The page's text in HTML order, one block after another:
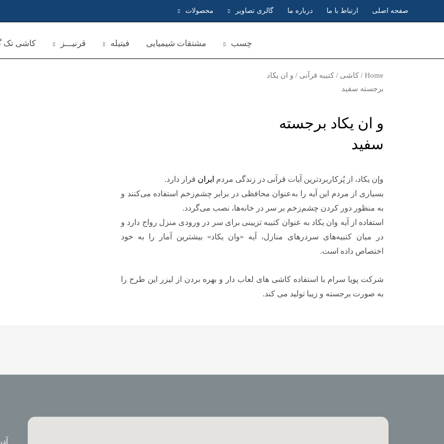
صفحه اصلی ارتباط با ما درباره ما گالری تصاویر محصولات
چسب مشتقات شیمیایی فیتیله قرنیـــز کاشی تک
Home
/ کاشی / کتیبه قرآنی / و ان یکاد
برجسته سفید
و ان یکاد برجسته
سفید
وإن یکاد، از پُرکاربردترین آیات قرآنی در زندگی مردم ایران قرار دارد.
بسیاری از مردم این آیه را به‌عنوان محافظی در برابر چشم‌زخم استفاده می‌کنند و
به منظور دور کردن چشم‌زخم بر سر در خانه‌ها، نصب می‌گردد.
استفاده از آیه وان یکاد به عنوان کتیبه تزیینی برای سر در ورودی منزل رواج دارد و
در میان کتبیه‌های سردرهای منازل، آیه «وان یکاد» بیشترین آمار را به خود
اختصاص داده است.
شرکت پویا سرام با استفاده کاشی های لعاب دار و بهره بردن از لیزر این طرح را
به صورت برجسته و زیبا تولید می کند.